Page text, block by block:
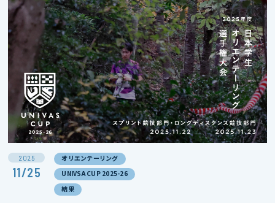
2025
11/25
オリエンテーリング
UNIVSA CUP 2025-26
結果